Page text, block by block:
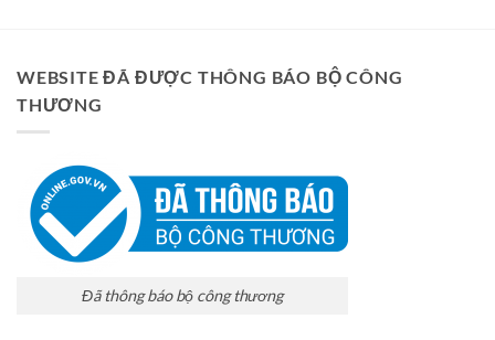
WEBSITE ĐÃ ĐƯỢC THÔNG BÁO BỘ CÔNG
THƯƠNG
Đã thông báo bộ công thương